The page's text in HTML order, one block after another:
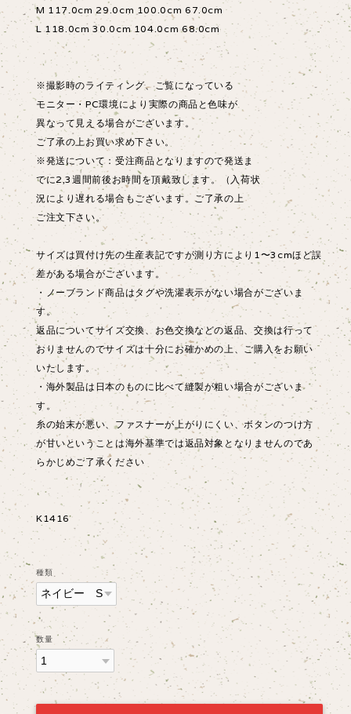
M 117.0cm 29.0cm 100.0cm 67.0cm
L 118.0cm 30.0cm 104.0cm 68.0cm
※撮影時のライティング、ご覧になっている
モニター・PC環境により実際の商品と色味が
異なって見える場合がございます。
ご了承の上お買い求め下さい。
※発送について：受注商品となりますので発送ま
でに2,3週間前後お時間を頂戴致します。（入荷状
況により遅れる場合もございます。ご了承の上
ご注文下さい。
サイズは買付け先の生産表記ですが測り方により1〜3cmほど誤
差がある場合がございます。
・ノーブランド商品はタグや洗濯表示がない場合がございま
す。
返品についてサイズ交換、お色交換などの返品、交換は行って
おりませんのでサイズは十分にお確かめの上、ご購入をお願い
いたします。
・海外製品は日本のものに比べて縫製が粗い場合がございま
す。
糸の始末が悪い、ファスナーが上がりにくい、ボタンのつけ方
が甘いということは海外基準では返品対象となりませんのであ
らかじめご了承ください
K1416
種類
数量